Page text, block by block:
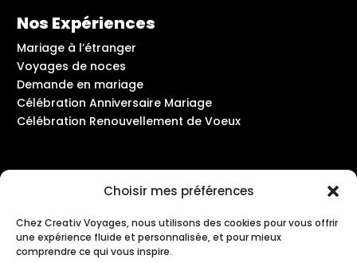
Choisir mes préférences
Chez Creativ Voyages, nous utilisons des cookies pour vous offrir
une expérience fluide et personnalisée, et pour mieux
comprendre ce qui vous inspire.
Nos Expériences
Mariage à l’étranger
Voyages de noces
Demande en mariage
Célébration Anniversaire Mariage
Célébration Renouvellement de Voeux
Nos Destinations
Ile Maurice
Les Seychelles
Maldives